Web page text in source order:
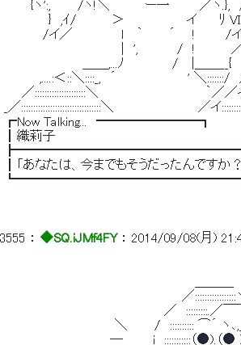
{ヽ':,　　　/ヽ!＼　　 　 ー一 　 　 ／ヽ.},
}　,ｲ/　　 　 ＞　　　　　　　イ　　 ﾘ VI
/イ／ 　　　　　l 　｀　 　 ´ 　 ! 　 　 /イ
|　',　 　 　 /　!　　　　／　　 /　
＿＿,...ﾉ　　 　 　 /　 |＿＿__{　　 ／
,....:＜::＼::::_,　´　　　　　　　　' ＼:::::::/　
／:::::::::::::::::::::＼　　　　　　　　　　　　｀／／
_／:::::::::::::::::::::::::::::::::＼　　　　　　　　　 ／イ
┏Now Talking...　━━━━━━━━┓
┃織莉子
┃「あなたは、今までもそうだったんですか？
3555 ： ◆SQ.iJMf4FY ： 2014/09/08(月)
／:::::::::::::::::ヽ　　　　　
／　:::::::::.／￣￣ ＼____ ,.
＼　　　/　:::::::::: ⌒´ ヽ､,＿　 ＼
― 　 　 i　:::::::::::（●).（● )　　　